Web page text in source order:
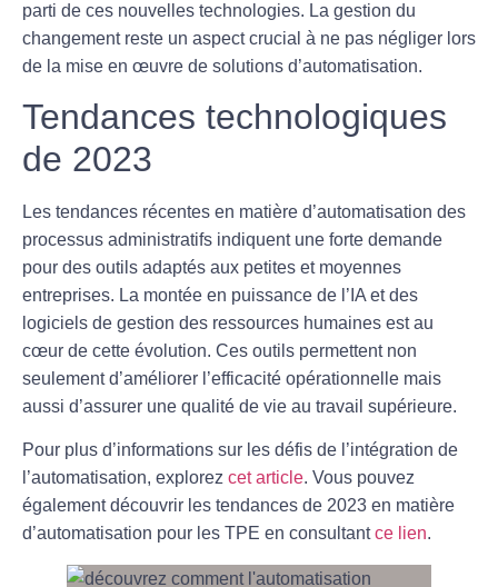
parti de ces nouvelles technologies. La gestion du
changement reste un aspect crucial à ne pas négliger lors
de la mise en œuvre de solutions d’automatisation.
Tendances technologiques
de 2023
Les tendances récentes en matière d’automatisation des
processus administratifs indiquent une forte demande
pour des outils adaptés aux petites et moyennes
entreprises. La montée en puissance de l’IA et des
logiciels de gestion des ressources humaines est au
cœur de cette évolution. Ces outils permettent non
seulement d’améliorer l’efficacité opérationnelle mais
aussi d’assurer une qualité de vie au travail supérieure.
Pour plus d’informations sur les défis de l’intégration de
l’automatisation, explorez cet article. Vous pouvez
également découvrir les tendances de 2023 en matière
d’automatisation pour les TPE en consultantce lien.